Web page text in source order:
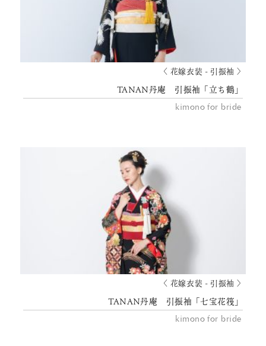
〈 花嫁衣装 - 引振袖 〉
TANAN丹庵 引振袖「立ち鶴」
kimono for bride
〈 花嫁衣装 - 引振袖 〉
TANAN丹庵 引振袖「七宝花筏」
kimono for bride